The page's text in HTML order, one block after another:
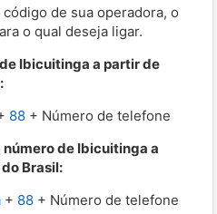
de sua operadora, o
o qual deseja ligar.
Ibicuitinga a partir de
88 + Número de telefone
de Ibicuitinga a
Brasil:
+ 88 + Número de telefone